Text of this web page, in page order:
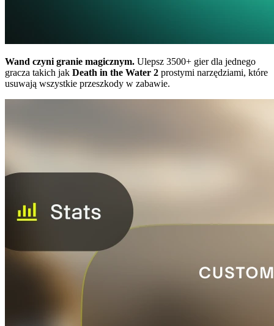
Wand czyni granie magicznym. Ulepsz 3500+ gier dla jednego
gracza takich jak Death in the Water 2 prostymi narzędziami, które
usuwają wszystkie przeszkody w zabawie.